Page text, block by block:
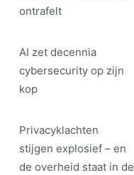
ontrafelt
AI zet decennia
cybersecurity op zijn
kop
Privacyklachten
stijgen explosief – en
de overheid staat in de